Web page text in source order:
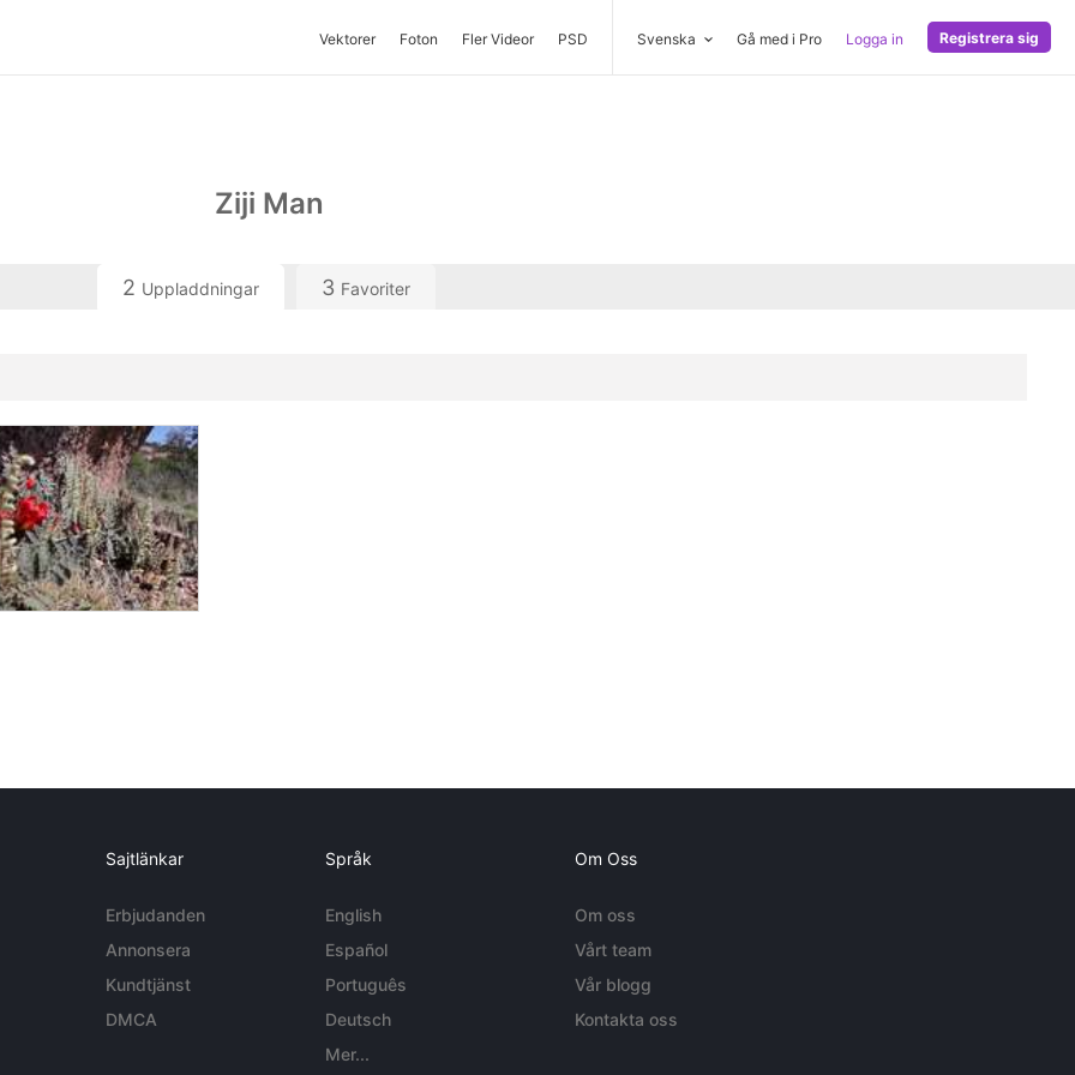
Vektorer Foton Fler Videor PSD Svenska Gå med i Pro Logga in Registrera sig
Ziji Man
2 Uppladdningar 3 Favoriter
Sajtlänkar
Erbjudanden
Annonsera
Kundtjänst
DMCA
Språk
English
Español
Português
Deutsch
Mer...
Om Oss
Om oss
Vårt team
Vår blogg
Kontakta oss